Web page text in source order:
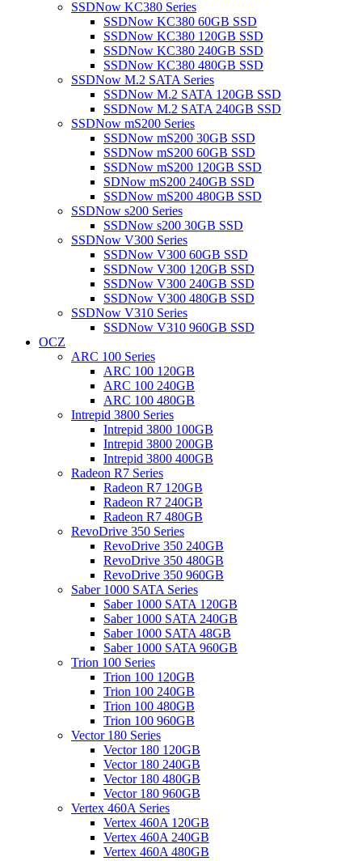
SSDNow KC380 Series
SSDNow KC380 60GB SSD
SSDNow KC380 120GB SSD
SSDNow KC380 240GB SSD
SSDNow KC380 480GB SSD
SSDNow M.2 SATA Series
SSDNow M.2 SATA 120GB SSD
SSDNow M.2 SATA 240GB SSD
SSDNow mS200 Series
SSDNow mS200 30GB SSD
SSDNow mS200 60GB SSD
SSDNow mS200 120GB SSD
SDNow mS200 240GB SSD
SSDNow mS200 480GB SSD
SSDNow s200 Series
SSDNow s200 30GB SSD
SSDNow V300 Series
SSDNow V300 60GB SSD
SSDNow V300 120GB SSD
SSDNow V300 240GB SSD
SSDNow V300 480GB SSD
SSDNow V310 Series
SSDNow V310 960GB SSD
OCZ
ARC 100 Series
ARC 100 120GB
ARC 100 240GB
ARC 100 480GB
Intrepid 3800 Series
Intrepid 3800 100GB
Intrepid 3800 200GB
Intrepid 3800 400GB
Radeon R7 Series
Radeon R7 120GB
Radeon R7 240GB
Radeon R7 480GB
RevoDrive 350 Series
RevoDrive 350 240GB
RevoDrive 350 480GB
RevoDrive 350 960GB
Saber 1000 SATA Series
Saber 1000 SATA 120GB
Saber 1000 SATA 240GB
Saber 1000 SATA 48GB
Saber 1000 SATA 960GB
Trion 100 Series
Trion 100 120GB
Trion 100 240GB
Trion 100 480GB
Trion 100 960GB
Vector 180 Series
Vector 180 120GB
Vector 180 240GB
Vector 180 480GB
Vector 180 960GB
Vertex 460A Series
Vertex 460A 120GB
Vertex 460A 240GB
Vertex 460A 480GB